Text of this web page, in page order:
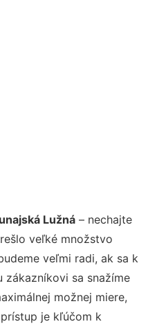
Lužná – nechajte
veľké množstvo
veľmi radi, ak sa k
zákazníkovi sa snažíme
možnej miere,
je kľúčom k